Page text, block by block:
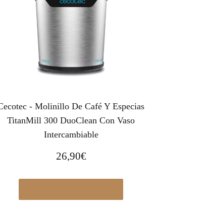
- Molinillo De Café Y Especias
TitanMill 300 DuoClean Con Vaso
Intercambiable
26,90€